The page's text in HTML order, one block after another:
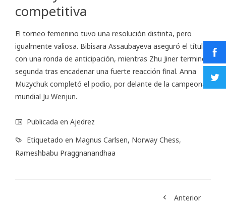
competitiva
El torneo femenino tuvo una resolución distinta, pero
igualmente valiosa. Bibisara Assaubayeva aseguró el título
con una ronda de anticipación, mientras Zhu Jiner terminó
segunda tras encadenar una fuerte reacción final. Anna
Muzychuk completó el podio, por delante de la campeona
mundial Ju Wenjun.
Publicada en Ajedrez
Etiquetado en Magnus Carlsen, Norway Chess,
Rameshbabu Praggnanandhaa
Anterior